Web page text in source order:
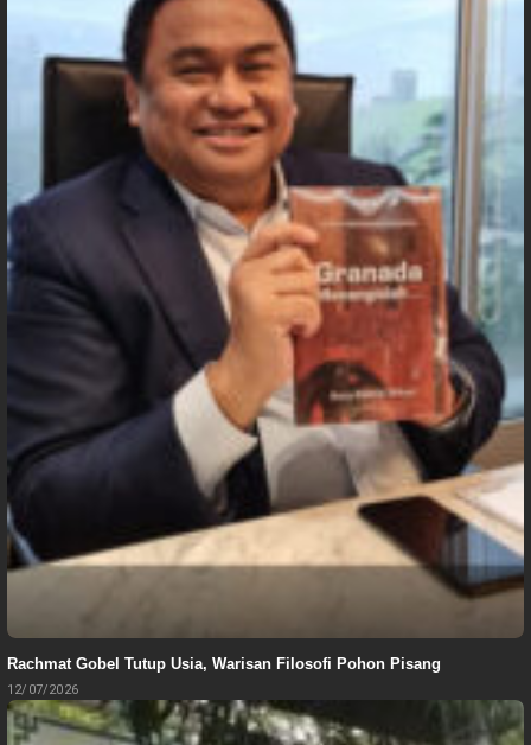
Rachmat Gobel Tutup Usia, Warisan Filosofi Pohon Pisang
12/07/2026